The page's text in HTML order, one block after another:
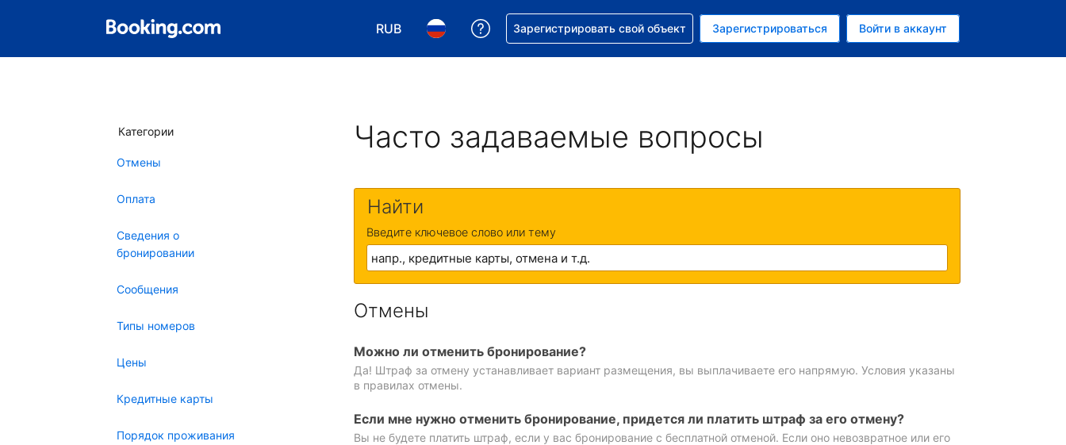
RUB
Выберите валюту. Текущая валюта — Российский рубль
Выберите язык. Текущий язык — На русском
Получите помощь с бронированием
Зарегистрировать свой объект Зарегистрироваться Войти в аккаунт
Категории
Отмены
Оплата
Сведения о
бронировании
Сообщения
Типы номеров
Цены
Кредитные карты
Порядок проживания
Часто задаваемые вопросы
Найти
Введите ключевое слово или тему
Отмены
Можно ли отменить бронирование?
Да! Штраф за отмену устанавливает вариант размещения, вы выплачиваете его напрямую. Условия указаны
в правилах отмены.
Если мне нужно отменить бронирование, придется ли платить штраф за его отмену?
Вы не будете платить штраф, если у вас бронирование с бесплатной отменой. Если оно невозвратное или его